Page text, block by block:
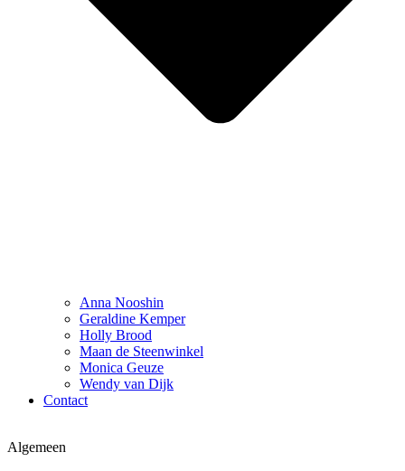
Anna Nooshin
Geraldine Kemper
Holly Brood
Maan de Steenwinkel
Monica Geuze
Wendy van Dijk
Contact
Algemeen